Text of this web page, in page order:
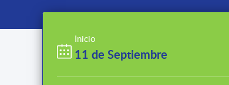
Inicio
11 de Septiembre